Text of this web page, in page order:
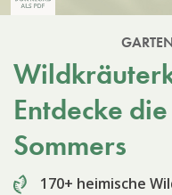
Entdecke
Sommers
170+ heimische